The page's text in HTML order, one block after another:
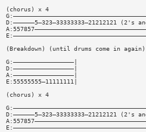
(chorus) x 4
D:——————5—323—33333333—21212121 (2's
(Breakdown) (until drums come in again)
G:—————————————————|
D:—————————————————|
A:—————————————————|
E:55555555—11111111|
(chorus) x 4
D:——————5—323—33333333—21212121 (2's